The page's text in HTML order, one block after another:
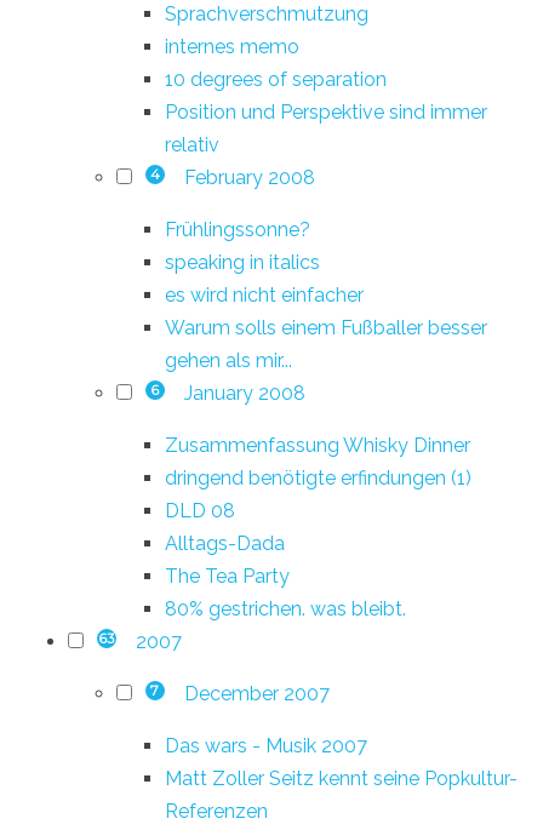
Sprachverschmutzung
internes memo
10 degrees of separation
Position und Perspektive sind immer
relativ
4 February 2008
Frühlingssonne?
speaking in italics
es wird nicht einfacher
Warum solls einem Fußballer besser
gehen als mir...
6 January 2008
Zusammenfassung Whisky Dinner
dringend benötigte erfindungen (1)
DLD 08
Alltags-Dada
The Tea Party
80% gestrichen. was bleibt.
63 2007
7 December 2007
Das wars - Musik 2007
Matt Zoller Seitz kennt seine Popkultur-
Referenzen